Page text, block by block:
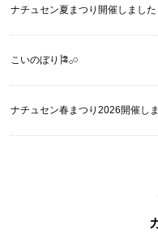
ナチュセン夏まつり開催しました
こいのぼり🎏‪𓂂𓏸
ナチュセン春まつり2026開催し